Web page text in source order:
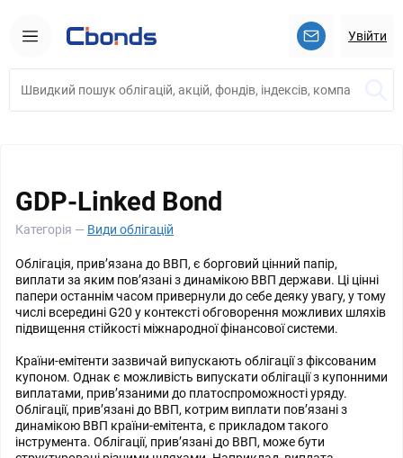
Увійти
GDP-Linked Bond
Категорія — Види облігацій
Облігація, прив’язана до ВВП, є борговий цінний папір,
виплати за яким пов’язані з динамікою ВВП держави. Ці цінні
папери останнім часом привернули до себе деяку увагу, у тому
числі всередині G20 у контексті обговорення можливих шляхів
підвищення стійкості міжнародної фінансової системи.
Країни-емітенти зазвичай випускають облігації з фіксованим
купоном. Однак є можливість випускати облігації з купонними
виплатами, прив’язаними до платоспроможності уряду.
Облігації, прив’язані до ВВП, котрим виплати пов’язані з
динамікою ВВП країни-емітента, є прикладом такого
інструмента. Облігації, прив’язані до ВВП, може бути